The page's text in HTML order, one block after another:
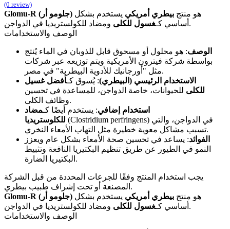
(0 review)
Glomu-R (جلومو أر) هو منتج بيطري أمريكي يستخدم بشكل
أساسي كـغسول للكلى
ومضاد للكولستريديا في الدواجن.
الوصف والاستخدامات
الوصف: هو محلول أو مسحوق قابل للذوبان في الماء يُنتج
بواسطة شركة فيترون الأمريكية ويتم توزيعه عبر شركات
مثل "أورجانيك للأدوية البيطرية" في مصر.
الاستخدام الرئيسي (البيطري): يُسوق كـأفضل غسيل
للكلى للحيوانات، خاصة الدواجن، للمساعدة في تحسين
وظائف الكلى.
استخدام إضافي: يستخدم أيضًا كـمضاد
للكلوستريديا (Clostridium perfringens) في الدواجن، والتي
تسبب مشاكل معوية خطيرة مثل التهاب الأمعاء النخري.
الفوائد: يساعد في تحسين صحة الأمعاء بشكل عام ويعزز
النمو في الطيور عن طريق تنظيم البكتيريا النافعة وتثبيط
البكتيريا الضارة.
يجب استخدام المنتج وفقًا للجرعات المحددة من قبل الشركة
المصنعة أو تحت إشراف طبيب بيطري.
Glomu-R (جلومو أر)
هو منتج بيطري أمريكي يستخدم بشكل
أساسي كـغسول للكلى
ومضاد للكولستريديا في الدواجن.
الوصف والاستخدامات